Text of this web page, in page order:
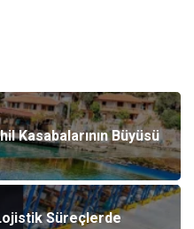
Kasabalarının Büyüsü
Süreçlerde